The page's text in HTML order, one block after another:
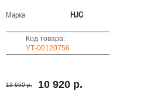
Марка HJC
Код товара:
УТ-00120756
13 650 р. 10 920 р.